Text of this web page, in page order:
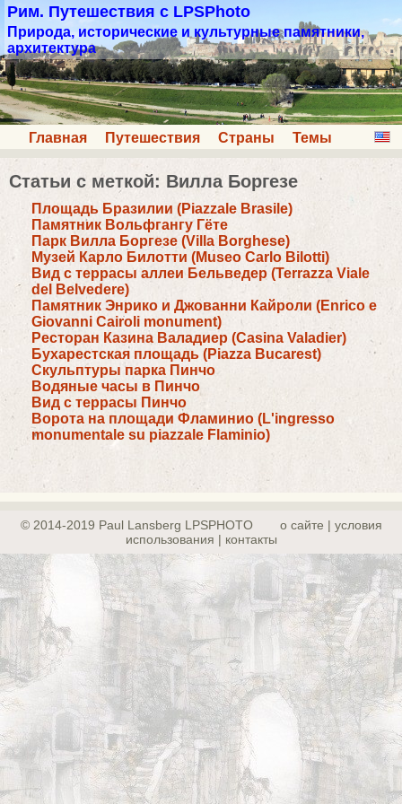
Рим. Путешествия с LPSPhoto
Природа, исторические и культурные памятники,
архитектура
Главная Путешествия Страны Темы
Статьи с меткой: Вилла Боргезе
Площадь Бразилии (Piazzale Brasile)
Памятник Вольфгангу Гёте
Парк Вилла Боргезе (Villa Borghese)
Музей Карло Билотти (Museo Carlo Bilotti)
Вид с террасы аллеи Бельведер (Terrazza Viale
del Belvedere)
Памятник Энрико и Джованни Кайроли (Enrico e
Giovanni Cairoli monument)
Ресторан Казина Валадиер (Casina Valadier)
Бухарестская площадь (Piazza Bucarest)
Скульптуры парка Пинчо
Водяные часы в Пинчо
Вид с террасы Пинчо
Ворота на площади Фламинио (L'ingresso
monumentale su piazzale Flaminio)
© 2014-2019 Paul Lansberg LPSPHOTO
о сайте | yсловия
использования | контакты